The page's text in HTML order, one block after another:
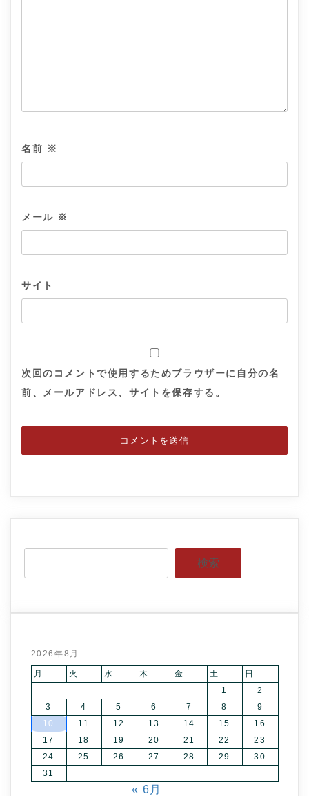
名前 ※
メール ※
サイト
次回のコメントで使用するためブラウザーに自分の名
前、メールアドレス、サイトを保存する。
検索
2026年8月
月 火 水 木 金 土
日
1
2
3
4 5 6 7 8
9
10
11 12 13 14 15
16
17
18 19 20 21 22
23
24
25 26 27 28 29
30
31
« 6月